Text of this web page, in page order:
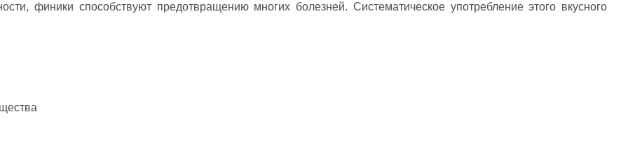
финики способствуют предотвращению многих болезней. Систематическое употребление этого вкусного